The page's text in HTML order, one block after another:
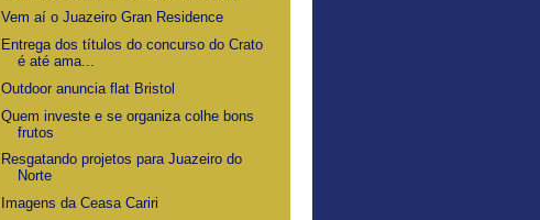
Vem aí o Juazeiro Gran Residence
Entrega dos títulos do concurso do Crato
é até ama...
Outdoor anuncia flat Bristol
Quem investe e se organiza colhe bons
frutos
Resgatando projetos para Juazeiro do
Norte
Imagens da Ceasa Cariri